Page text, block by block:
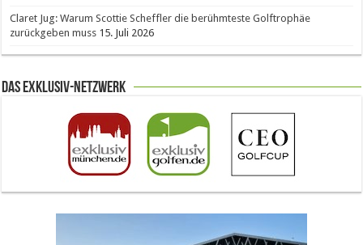
Claret Jug: Warum Scottie Scheffler die berühmteste Golftrophäe
zurückgeben muss 15. Juli 2026
Das Exklusiv-Netzwerk